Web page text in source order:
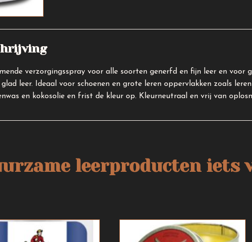
verzorgingsspray voor alle soorten generfd en fijn leer en voor
leer. Ideaal voor schoenen en grote leren oppervlakken zoals
en kokosolie en frist de kleur op. Kleurneutraal en vrij van
leerproducten iets
product